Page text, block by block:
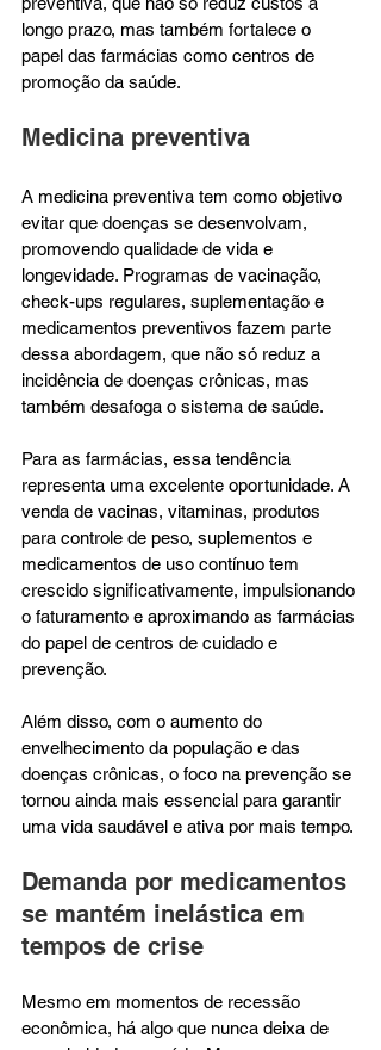
longo prazo, mas também fortalece o
papel das farmácias como centros de
promoção da saúde.
Medicina preventiva
A medicina preventiva tem como objetivo
evitar que doenças se desenvolvam,
promovendo qualidade de vida e
longevidade. Programas de vacinação,
check-ups regulares, suplementação e
medicamentos preventivos fazem parte
dessa abordagem, que não só reduz a
incidência de doenças crônicas, mas
também desafoga o sistema de saúde.
Para as farmácias, essa tendência
representa uma excelente oportunidade. A
venda de vacinas, vitaminas, produtos
para controle de peso, suplementos e
medicamentos de uso contínuo tem
crescido significativamente, impulsionando
o faturamento e aproximando as farmácias
do papel de centros de cuidado e
prevenção.
Além disso, com o aumento do
envelhecimento da população e das
doenças crônicas, o foco na prevenção se
tornou ainda mais essencial para garantir
uma vida saudável e ativa por mais tempo.
Demanda por medicamentos
se mantém inelástica em
tempos de crise
Mesmo em momentos de recessão
econômica, há algo que nunca deixa de